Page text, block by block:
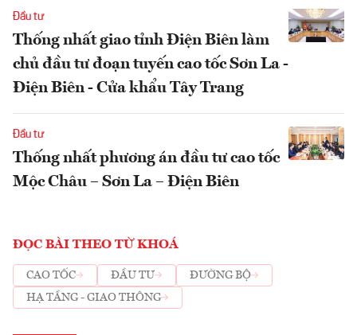
Đầu tư
Thống nhất giao tỉnh Điện Biên làm
chủ đầu tư đoạn tuyến cao tốc Sơn La -
Điện Biên - Cửa khẩu Tây Trang
Đầu tư
Thống nhất phương án đầu tư cao tốc
Mộc Châu – Sơn La – Điện Biên
ĐỌC BÀI THEO TỪ KHOÁ
CAO TỐC ĐẦU TƯ
ĐƯỜNG BỘ
HẠ TẦNG - GIAO THÔNG